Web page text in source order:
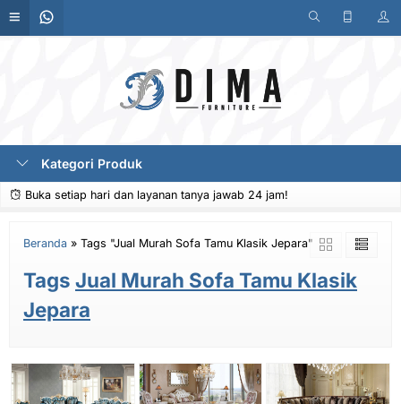
Kategori Produk
Buka setiap hari dan layanan tanya jawab 24 jam!
Beranda » Tags "Jual Murah Sofa Tamu Klasik Jepara"
Tags Jual Murah Sofa Tamu Klasik
Jepara